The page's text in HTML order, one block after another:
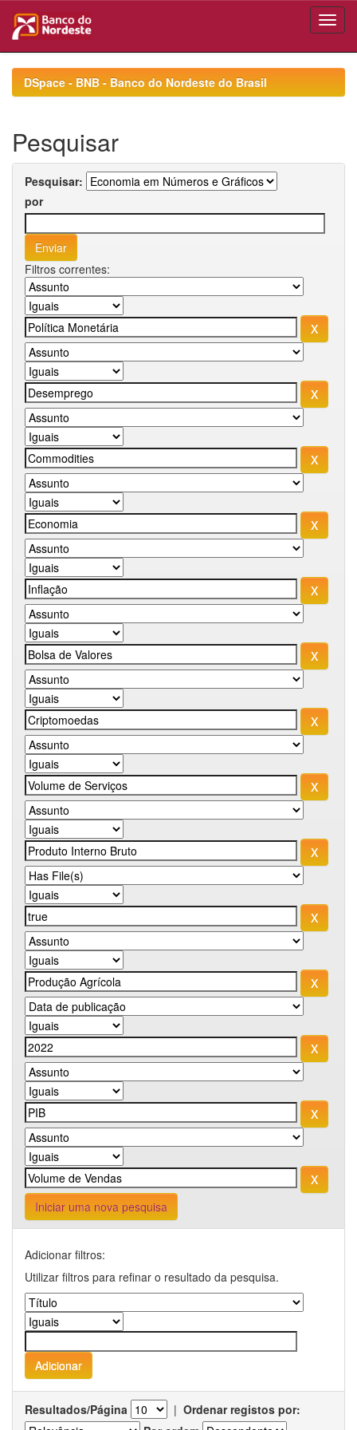
navigationDSpace - BNB - Banco do Nordeste do Brasil
Pesquisar
Pesquisar:
por
Filtros correntes:
Iniciar uma nova pesquisa
Adicionar filtros:
Utilizar filtros para refinar o resultado da pesquisa.
Resultados/Página | Ordenar registos por: